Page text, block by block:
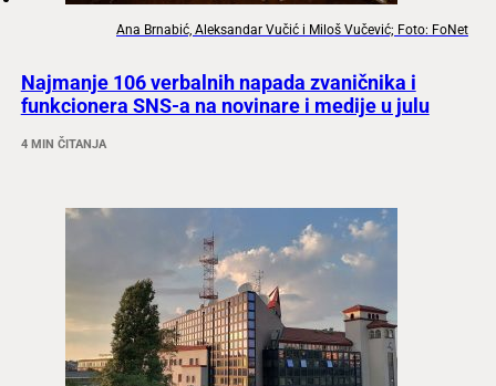
Ana Brnabić, Aleksandar Vučić i Miloš Vučević; Foto: FoNet
Najmanje 106 verbalnih napada zvaničnika i
funkcionera SNS-a na novinare i medije u julu
4 MIN ČITANJA